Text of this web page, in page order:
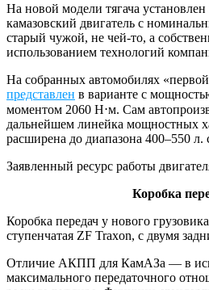
На новой модели тягача
камазовский двигатель с
старый чужой, не чей-то, а
использованием технологий
На собранных автомобилях
представлен в варианте с
моментом 2060 Н⋅м. Сам
дальнейшем линейка мощностных
расширена до диапазона 400–550 л.
Заявленный ресурс работы
Коробка
Коробка передач у нового
ступенчатая ZF Traxon, с двумя
Отличие АКПП для КамАЗа — в
максимального передаточного